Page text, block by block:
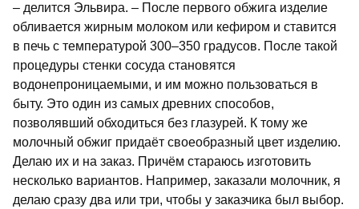
– делится Эльвира. – После первого обжига изделие
обливается жирным молоком или кефиром и ставится
в печь с температурой 300–350 градусов. После такой
процедуры стенки сосуда становятся
водонепроницаемыми, и им можно пользоваться в
быту. Это один из самых древних способов,
позволявший обходиться без глазурей. К тому же
молочный обжиг придаёт своеобразный цвет изделию.
Делаю их и на заказ. Причём стараюсь изготовить
несколько вариантов. Например, заказали молочник, я
делаю сразу два или три, чтобы у заказчика был выбор.